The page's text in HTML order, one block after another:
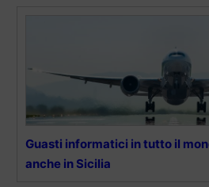
Guasti informatici in tutto il
anche in Sicilia